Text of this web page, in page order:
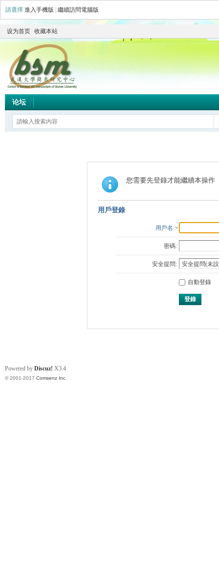
請選擇 進入手機版 繼續訪問電腦版
设为首页 收藏本站
论坛
您需要先登錄才能繼續本操作
用戶登錄
用戶名
密碼:
安全提問:
自動登錄
登錄
Powered by Discuz! X3.4
© 2001-2017 Comsenz Inc.